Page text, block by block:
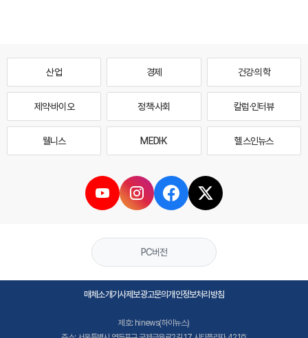
산업 경제 건강·의학
제약·바이오 정책·사회 칼럼·인터뷰
웰니스 MEDI·K 헬스인뉴스
PC버전
매체소개기사제보광고문의개인정보처리방침
제호: hinews(하이뉴스)